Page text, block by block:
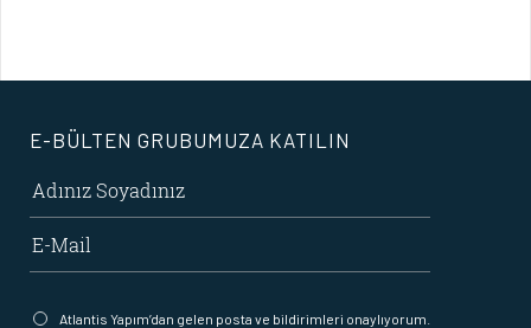
E-BÜLTEN GRUBUMUZA KATILIN
Atlantis Yapım’dan gelen posta ve bildirimleri onaylıyorum.